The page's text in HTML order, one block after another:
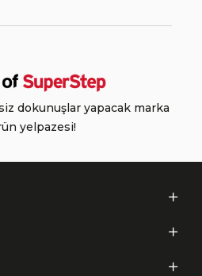
dokunuşlar yapacak marka
yelpazesi!